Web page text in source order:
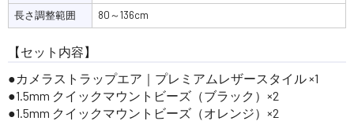
長さ調整範囲 80～136cm
【セット内容】
カメラストラップエア｜プレミアムレザースタイル ×1
1.5mm クイックマウントビーズ（ブラック）×2
1.5mm クイックマウントビーズ（オレンジ）×2